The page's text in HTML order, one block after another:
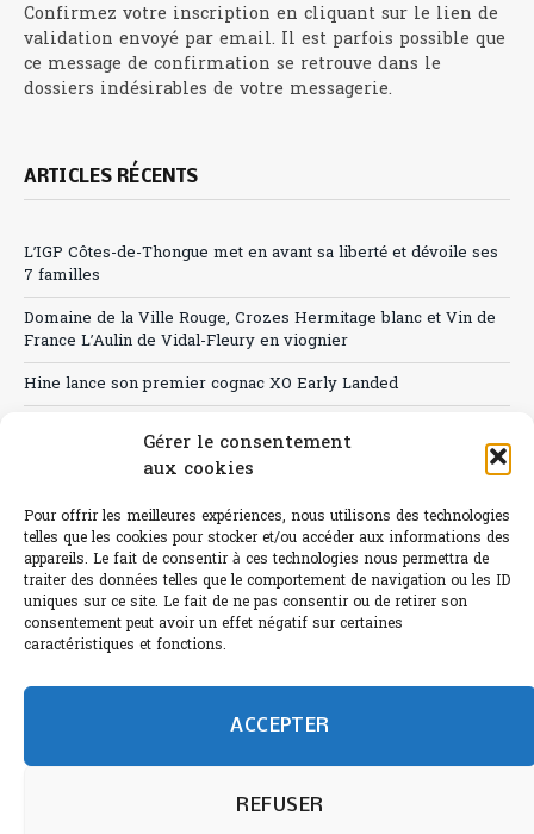
Gérer le consentement
aux cookies
Pour offrir les meilleures expériences, nous utilisons des technologies
telles que les cookies pour stocker et/ou accéder aux informations des
appareils. Le fait de consentir à ces technologies nous permettra de
traiter des données telles que le comportement de navigation ou les ID
uniques sur ce site. Le fait de ne pas consentir ou de retirer son
consentement peut avoir un effet négatif sur certaines
caractéristiques et fonctions.
ACCEPTER
REFUSER
Confirmez votre inscription en cliquant sur le lien de
validation envoyé par email. Il est parfois possible que
ce message de confirmation se retrouve dans le
dossiers indésirables de votre messagerie.
ARTICLES RÉCENTS
L’IGP Côtes-de-Thongue met en avant sa liberté et dévoile ses
7 familles
Domaine de la Ville Rouge, Crozes Hermitage blanc et Vin de
France L’Aulin de Vidal-Fleury en viognier
Hine lance son premier cognac XO Early Landed
Sélection de rosés 2026
L'abus d'alcool est dangereux pour la santé.
©paris-bistro 2026 Paris-bistro.com est une publication 100%
mail: contact@paris-bistro.com